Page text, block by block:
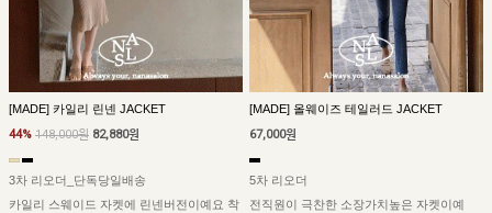
[MADE] 카일리 린넨 JACKET
44% 148,000원 82,880원
3차 리오더_단독당일배송
카일리 스웨이드 자켓에 린넨버전이예요 착
[MADE] 올웨이즈 테일러드 JACKET
67,000원
5차 리오더
전직원이 극찬한 소장가치높은 자켓이예